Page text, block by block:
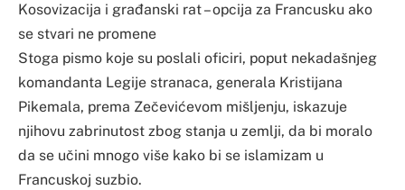
Kosovizacija i građanski rat – opcija za Francusku ako
se stvari ne promene
Stoga pismo koje su poslali oficiri, poput nekadašnjeg
komandanta Legije stranaca, generala Kristijana
Pikemala, prema Zečevićevom mišljenju, iskazuje
njihovu zabrinutost zbog stanja u zemlji, da bi moralo
da se učini mnogo više kako bi se islamizam u
Francuskoj suzbio.